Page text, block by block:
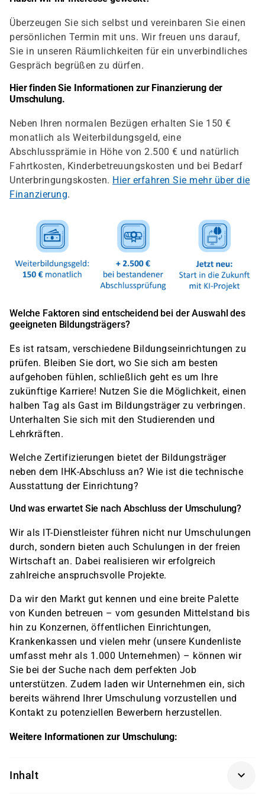
Überzeugen Sie sich selbst und vereinbaren Sie einen
persönlichen Termin mit uns. Wir freuen uns darauf,
Sie in unseren Räumlichkeiten für ein unverbindliches
Gespräch begrüßen zu dürfen.
Hier finden Sie Informationen zur Finanzierung der
Umschulung.
Neben Ihren normalen Bezügen erhalten Sie 150 €
monatlich als Weiterbildungsgeld, eine
Abschlussprämie in Höhe von 2.500 € und natürlich
Fahrtkosten, Kinderbetreuungskosten und bei Bedarf
Unterbringungskosten. Hier erfahren Sie mehr über die
Finanzierung.
Welche Faktoren sind entscheidend bei der Auswahl des
geeigneten Bildungsträgers?
Es ist ratsam, verschiedene Bildungseinrichtungen zu
prüfen. Bleiben Sie dort, wo Sie sich am besten
aufgehoben fühlen, schließlich geht es um Ihre
zukünftige Karriere! Nutzen Sie die Möglichkeit, einen
halben Tag als Gast im Bildungsträger zu verbringen.
Unterhalten Sie sich mit den Studierenden und
Lehrkräften.
Welche Zertifizierungen bietet der Bildungsträger
neben dem IHK-Abschluss an? Wie ist die technische
Ausstattung der Einrichtung?
Und was erwartet Sie nach Abschluss der Umschulung?
Wir als IT-Dienstleister führen nicht nur Umschulungen
durch, sondern bieten auch Schulungen in der freien
Wirtschaft an. Dabei realisieren wir erfolgreich
zahlreiche anspruchsvolle Projekte.
Da wir den Markt gut kennen und eine breite Palette
von Kunden betreuen – vom gesunden Mittelstand bis
hin zu Konzernen, öffentlichen Einrichtungen,
Krankenkassen und vielen mehr (unsere Kundenliste
umfasst mehr als 1.000 Unternehmen) – können wir
Sie bei der Suche nach dem perfekten Job
unterstützen. Zudem laden wir Unternehmen ein, sich
bereits während Ihrer Umschulung vorzustellen und
Kontakt zu potenziellen Bewerbern herzustellen.
Weitere Informationen zur Umschulung:
Inhalt